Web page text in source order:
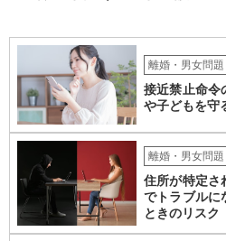
離婚・男女問題
接近禁止命令
や子どもを守
離婚・男女問題
住所が特定さ
でトラブルに
ときのリスク